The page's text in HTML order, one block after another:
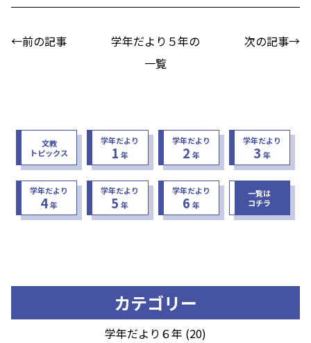
←前の記事
学年だより５年の
一覧
次の記事→
文教
トピックス
学年だより
1 年
学年だより
2 年
学年だより
3 年
学年だより
4年
学年だより
5 年
学年だより
6 年
一覧は
コチラ
カテゴリー
学年だより６年 (20)